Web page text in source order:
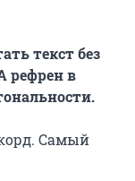
текст без
рефрен в
Самый